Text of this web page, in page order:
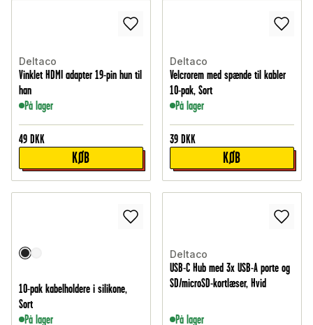
Deltaco
Vinklet HDMI adapter 19-pin hun til
han
På lager
49 DKK
KØB
Deltaco
Velcrorem med spænde til kabler
10-pak, Sort
På lager
39 DKK
KØB
10-pak kabelholdere i silikone,
Sort
På lager
Deltaco
USB-C Hub med 3x USB-A porte og
SD/microSD-kortlæser, Hvid
På lager